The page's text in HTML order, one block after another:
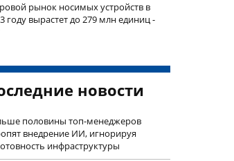
рынок носимых устройств в
году вырастет до 279 млн единиц -
новости
половины топ-менеджеров
внедрение ИИ, игнорируя
инфраструктуры